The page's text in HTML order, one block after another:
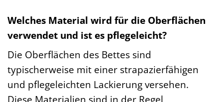
Welches Material wird für die Oberflächen
verwendet und ist es pflegeleicht?
Die Oberflächen des Bettes sind
typischerweise mit einer strapazierfähigen
und pflegeleichten Lackierung versehen.